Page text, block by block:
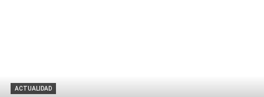
ACTUALIDAD